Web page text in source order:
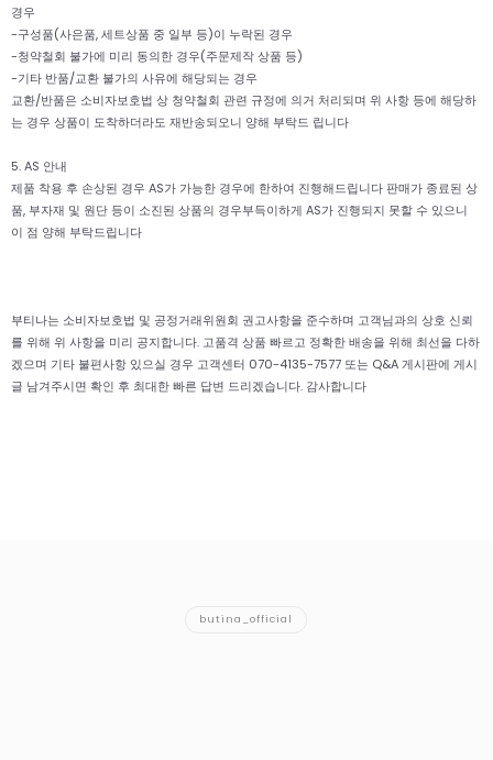
경우
-구성품(사은품, 세트상품 중 일부 등)이 누락된 경우
-청약철회 불가에 미리 동의한 경우(주문제작 상품 등)
-기타 반품/교환 불가의 사유에 해당되는 경우
교환/반품은 소비자보호법 상 청약철회 관련 규정에 의거 처리되며 위 사항 등에 해당하
는 경우 상품이 도착하더라도 재반송되오니 양해 부탁드 립니다
5. AS 안내
제품 착용 후 손상된 경우 AS가 가능한 경우에 한하여 진행해드립니다 판매가 종료된 상
품, 부자재 및 원단 등이 소진된 상품의 경우부득이하게 AS가 진행되지 못할 수 있으니
이 점 양해 부탁드립니다
부티나는 소비자보호법 및 공정거래위원회 권고사항을 준수하며 고객님과의 상호 신뢰
를 위해 위 사항을 미리 공지합니다. 고품격 상품 빠르고 정확한 배송을 위해 최선을 다하
겠으며 기타 불편사항 있으실 경우 고객센터 070-4135-7577 또는 Q&A 게시판에 게시
글 남겨주시면 확인 후 최대한 빠른 답변 드리겠습니다. 감사합니다
butina_official